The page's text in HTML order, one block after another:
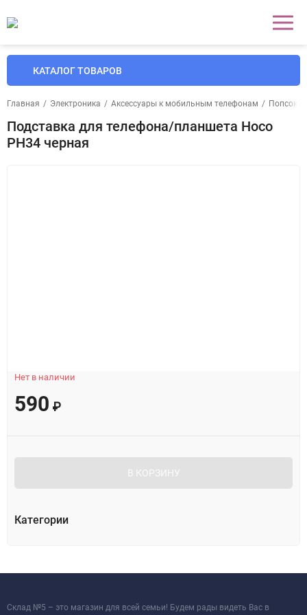
КАТАЛОГ ТОВАРОВ
Главная / Электроника / Аксессуары к мобильным телефонам /
Подставка для телефона/планшета Hoco
PH34 черная
Нет в наличии
590 ₽
В КОРЗИНУ
Категории
Склад №5 – это магазин для всей семьи! Будем рады видеть Вас в